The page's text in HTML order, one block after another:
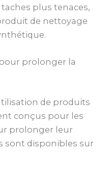
plus tenaces,
de nettoyage
prolonger la
de produits
conçus pour les
prolonger leur
sont disponibles sur